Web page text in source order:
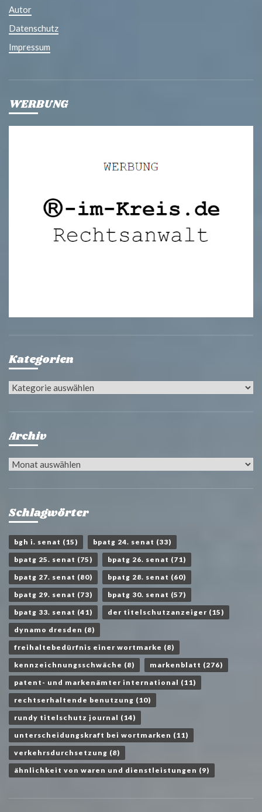
Autor
Datenschutz
Impressum
WERBUNG
Kategorien
Kategorien
Archiv
Archiv
Schlagwörter
bgh i. senat (15) bpatg 24. senat (33)
bpatg 25. senat (75) bpatg 26. senat (71)
bpatg 27. senat (80) bpatg 28. senat (60)
bpatg 29. senat (73) bpatg 30. senat (57)
bpatg 33. senat (41) der titelschutzanzeiger (15)
dynamo dresden (8)
freihaltebedürfnis einer wortmarke (8)
kennzeichnungsschwäche (8) markenblatt (276)
patent- und markenämter international (11)
rechtserhaltende benutzung (10)
rundy titelschutz journal (14)
unterscheidungskraft bei wortmarken (11)
verkehrsdurchsetzung (8)
ähnlichkeit von waren und dienstleistungen (9)